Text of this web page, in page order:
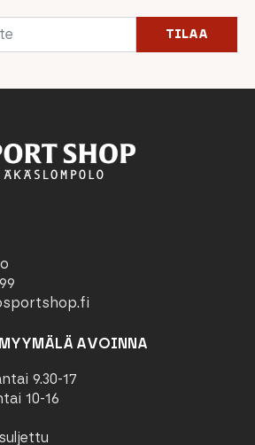
TILAA
AVOINNA
9.30-17
10-16